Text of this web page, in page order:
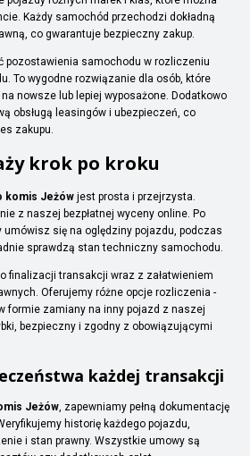
Każdy samochód przechodzi dokładną
co gwarantuje bezpieczny zakup.
pozostawienia samochodu w rozliczeniu
To wygodne rozwiązanie dla osób, które
nowsze lub lepiej wyposażone. Dodatkowo
obsługą leasingów i ubezpieczeń, co
zakupu.
krok po kroku
komis Jeżów jest prosta i przejrzysta.
z naszej bezpłatnej wyceny online. Po
się na oględziny pojazdu, podczas
sprawdzą stan techniczny samochodu.
finalizacji transakcji wraz z załatwieniem
Oferujemy różne opcje rozliczenia -
formie zamiany na inny pojazd z naszej
bezpieczny i zgodny z obowiązującymi
każdej transakcji
Jeżów, zapewniamy pełną dokumentację
historię każdego pojazdu,
i stan prawny. Wszystkie umowy są